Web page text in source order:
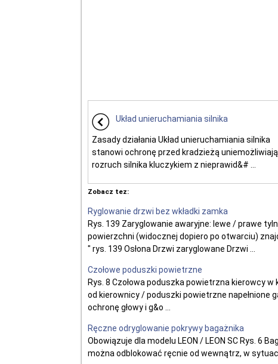
Układ unieruchamiania silnika
Zasady działania Układ unieruchamiania silnika
stanowi ochronę przed kradzieżą
rozruch silnika kluczykiem z nieprawid&# ...
Zobacz tez:
Ryglowanie drzwi bez wkładki zamka
Rys. 139 Zaryglowanie awaryjne: lewe / prawe
powierzchni (widocznej dopiero po otwarciu)
" rys. 139 Osłona Drzwi zaryglowane Drzwi ...
Czołowe poduszki powietrzne
Rys. 8 Czołowa poduszka powietrzna kierowcy
od kierownicy / poduszki powietrzne napełnione
ochronę głowy i g&o ...
Ręczne odryglowanie pokrywy bagażnika
Obowiązuje dla modelu LEON / LEON SC Rys. 6
można odblokować ręcnie od wewnątrz, w